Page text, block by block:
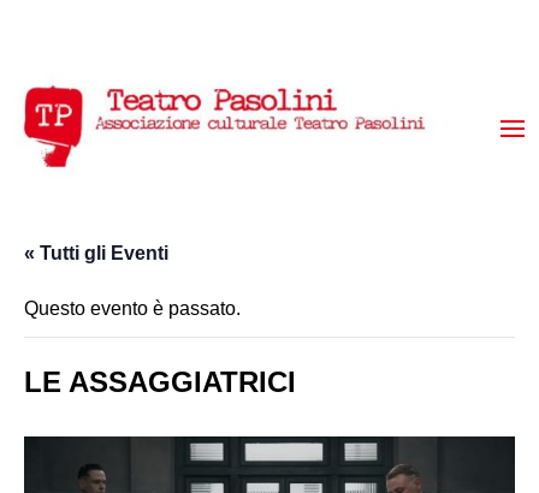
« Tutti gli Eventi
Questo evento è passato.
LE ASSAGGIATRICI